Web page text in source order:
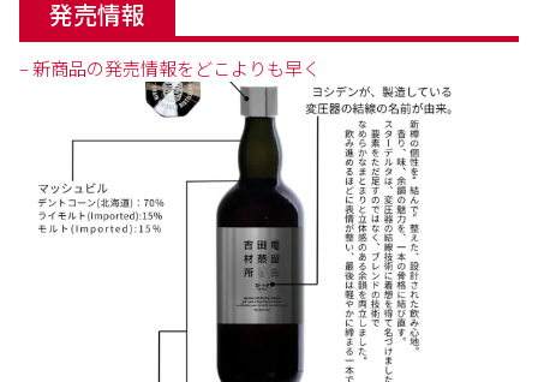
発売情報
– 新商品の発売情報をどこよりも早く